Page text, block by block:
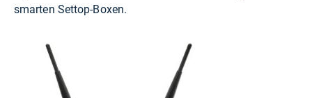
smarten Settop-Boxen.